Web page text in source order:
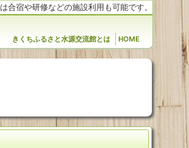
合宿や研修などの施設利用も可能です。
きくちふるさと水源交流館とは HOME